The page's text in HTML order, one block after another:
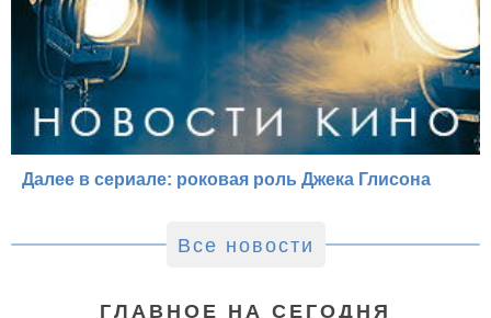
Далее в сериале: роковая роль Джека Глисона
Все новости
ГЛАВНОЕ НА СЕГОДНЯ